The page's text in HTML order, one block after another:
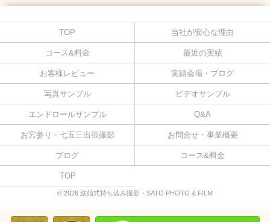
TOP 当社が安心な理由
コース&料金 最近の実績
お客様レビュー 実績会場・ブログ
写真サンプル ビデオサンプル
エンドロールサンプル Q&A
お宮参り・七五三出張撮影 お問合せ・事業概要
ブログ コース&料金
TOP
© 2026 結婚式持ち込み撮影・SATO PHOTO & FILM